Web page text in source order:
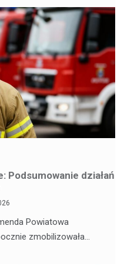
Podsumowanie działań
Powiatowa
zmobilizowała…